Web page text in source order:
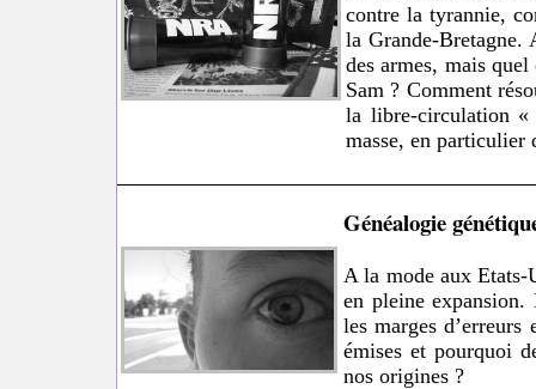
contre la tyrannie,
la Grande-Bretagne.
des armes, mais
Sam ? Comment
la libre-circulation «
masse, en particulier
Généalogie
A la mode aux Etats-
en pleine
les marges
émises et pourquoi
nos origines ?